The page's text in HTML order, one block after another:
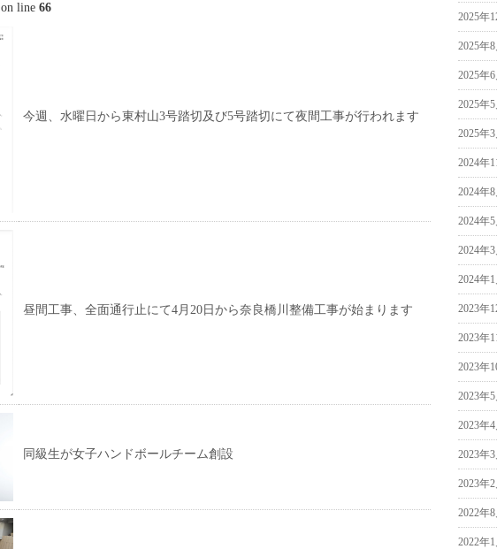
on line 66
今週、水曜日から東村山3号踏切及び5号踏切にて夜間工事が行われます
昼間工事、全面通行止にて4月20日から奈良橋川整備工事が始まります
同級生が女子ハンドボールチーム創設
2025年
2025年8
2025年6
2025年5
2025年3
2024年
2024年8
2024年5
2024年3
2024年1
2023年
2023年
2023年
2023年5
2023年4
2023年3
2023年2
2022年8
2022年1